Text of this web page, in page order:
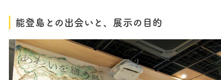
能登島との出会いと、展示の目的